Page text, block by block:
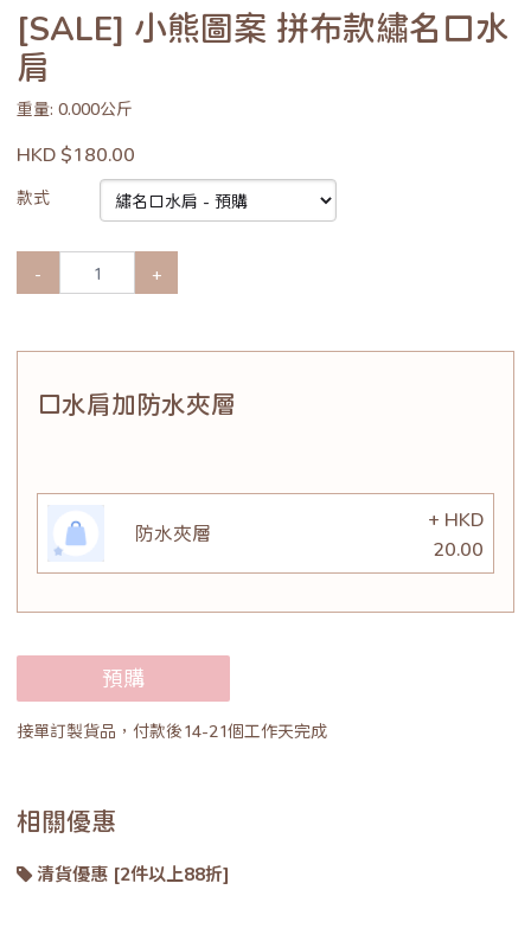
[SALE] 小熊圖案 拼布款繡名口水
肩
重量: 0.000公斤
HKD $180.00
款式
- +
口水肩加防水夾層
防水夾層
+ HKD
20.00
預購
接單訂製貨品，付款後14-21個工作天完成
相關優惠
清貨優惠 [2件以上88折]